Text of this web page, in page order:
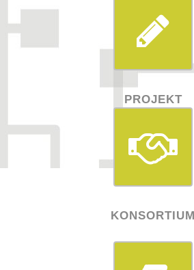
PROJEKT
KONSORTIUM